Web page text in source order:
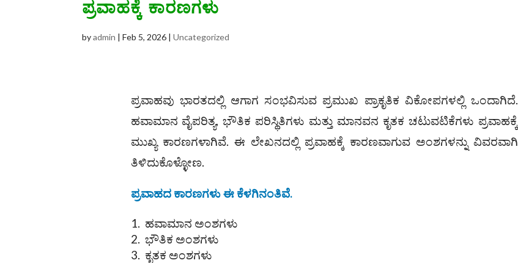
ಪ್ರವಾಹಕ್ಕೆ ಕಾರಣಗಳು
byadmin |Feb 5, 2026 |Uncategorized
ಪ್ರವಾಹವು ಭಾರತದಲ್ಲಿ ಆಗಾಗ ಸಂಭವಿಸುವ ಪ್ರಮುಖ ಪ್ರಾಕೃತಿಕ ವಿಕೋಪಗಳಲ್ಲಿ ಒಂದಾಗಿದೆ.
ಹವಾಮಾನ ವೈಪರಿತ್ಯ, ಭೌತಿಕ ಪರಿಸ್ಥಿತಿಗಳು ಮತ್ತು ಮಾನವನ ಕೃತಕ ಚಟುವಟಿಕೆಗಳು ಪ್ರವಾಹಕ್ಕೆ
ಮುಖ್ಯ ಕಾರಣಗಳಾಗಿವೆ. ಈ ಲೇಖನದಲ್ಲಿ ಪ್ರವಾಹಕ್ಕೆ ಕಾರಣವಾಗುವ ಅಂಶಗಳನ್ನು ವಿವರವಾಗಿ
ತಿಳಿದುಕೊಳ್ಳೋಣ.
ಪ್ರವಾಹದ ಕಾರಣಗಳು ಈ ಕೆಳಗಿನಂತಿವೆ.
ಹವಾಮಾನ ಅಂಶಗಳು
ಭೌತಿಕ ಅಂಶಗಳು
ಕೃತಕ ಅಂಶಗಳು